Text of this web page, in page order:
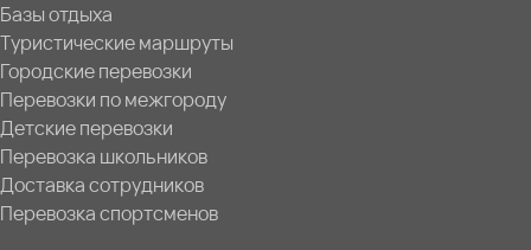
Базы отдыха
Туристические маршруты
Городские перевозки
Перевозки по межгороду
Детские перевозки
Перевозка школьников
Доставка сотрудников
Перевозка спортсменов